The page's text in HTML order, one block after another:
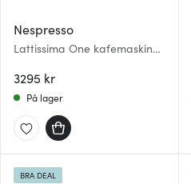
Nespresso
Lattissima One kafemaskin
3295 kr
På lager
BRA DEAL